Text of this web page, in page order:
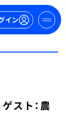
イン
スト：農